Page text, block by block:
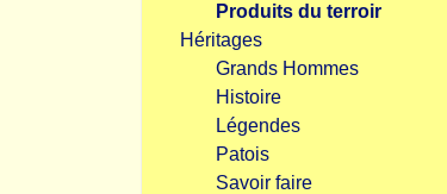
Produits du terroir
Héritages
Grands Hommes
Histoire
Légendes
Patois
Savoir faire